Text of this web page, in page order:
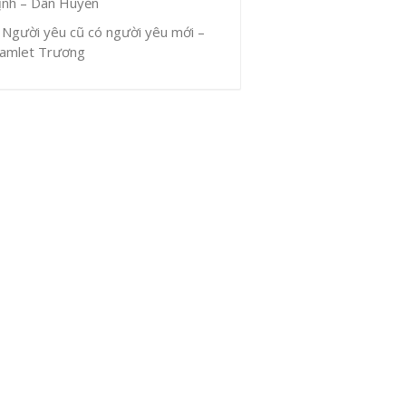
Người yêu cũ có người yêu mới –
Trương